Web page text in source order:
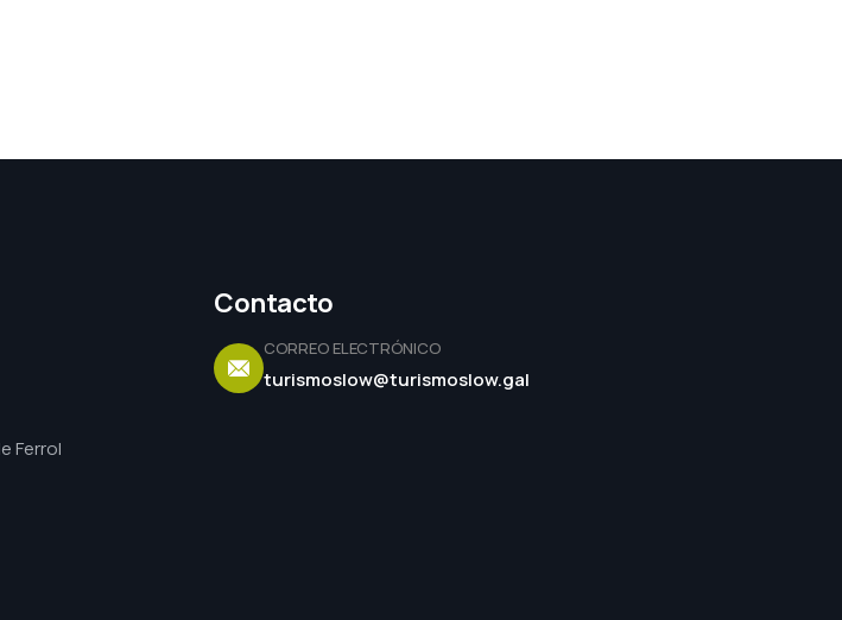
Ferrol
Contacto
CORREO ELECTRÓNICO
turismoslow@turismoslow.gal